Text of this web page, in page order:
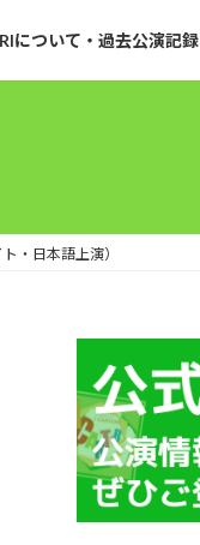
について・過去公演記録
・日本語上演）